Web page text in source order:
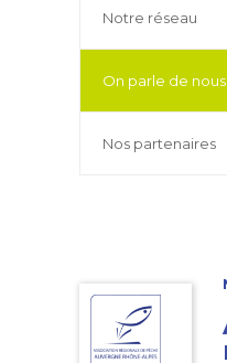
Notre réseau
On parle de nous...
Nos partenaires